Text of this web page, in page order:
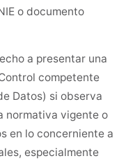
o documento
a presentar una
competente
Datos) si observa
normativa vigente o
en lo concerniente a
especialmente